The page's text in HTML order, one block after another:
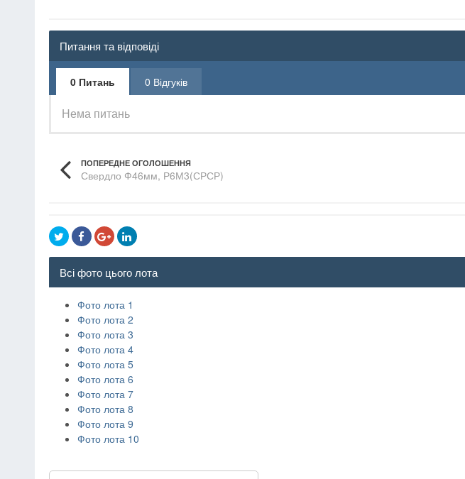
Питання та відповіді
0 Питань 0 Відгуків
Нема питань
ПОПЕРЕДНЕ ОГОЛОШЕННЯ
Свердло Ф46мм, Р6М3(СРСР)
Всі фото цього лота
Фото лота 1
Фото лота 2
Фото лота 3
Фото лота 4
Фото лота 5
Фото лота 6
Фото лота 7
Фото лота 8
Фото лота 9
Фото лота 10